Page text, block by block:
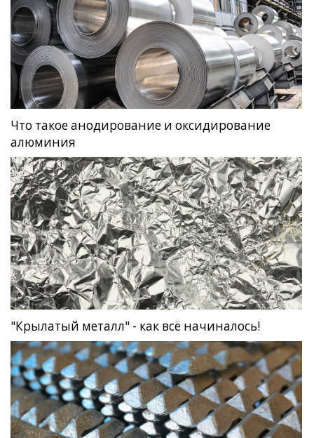
Что такое анодирование и оксидирование
алюминия
"Крылатый металл" - как всё начиналось!